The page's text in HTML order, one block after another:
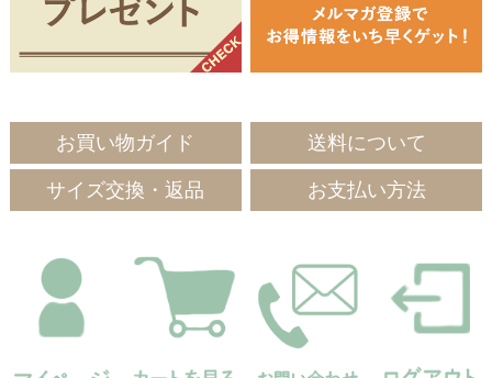
お買い物ガイド 送料について
サイズ交換・返品 お支払い方法